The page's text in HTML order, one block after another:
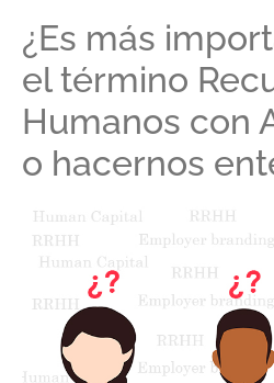
¿Es más
el término
Humanos con
o hacernos